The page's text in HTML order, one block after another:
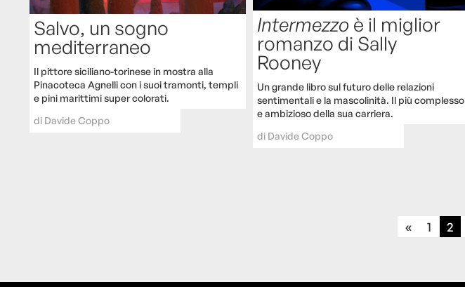
Salvo, un sogno
mediterraneo
Il pittore siciliano-torinese in mostra alla
Pinacoteca Agnelli con i suoi tramonti, templi
e pini marittimi super colorati.
di Davide Coppo
Intermezzo è il miglior
romanzo di Sally
Rooney
Un grande libro sul futuro delle relazioni
sentimentali e la mascolinità. Il più complesso
e ambizioso della sua carriera.
di Davide Coppo
« 1 2